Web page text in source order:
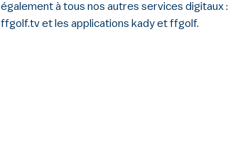
également à tous nos autres services digitaux :
ffgolf.tv et les applications kady et ffgolf.